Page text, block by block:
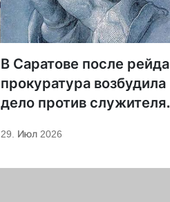
В Саратове после рейда
прокуратура возбудила
дело против служителя
29. Июл 2026